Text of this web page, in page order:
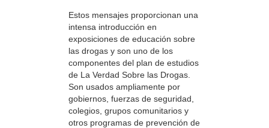
Estos mensajes proporcionan una
intensa introducción en
exposiciones de educación sobre
las drogas y son uno de los
componentes del plan de estudios
de La Verdad Sobre las Drogas.
Son usados ampliamente por
gobiernos, fuerzas de seguridad,
colegios, grupos comunitarios y
otros programas de prevención de